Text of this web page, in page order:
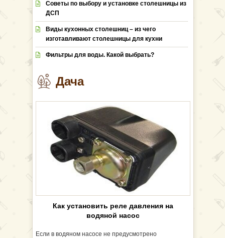
Советы по выбору и установке столешницы из
ДСП
Виды кухонных столешниц – из чего
изготавливают столешницы для кухни
Фильтры для воды. Какой выбрать?
Дача
Как установить реле давления на
водяной насос
Если в водяном насосе не предусмотрено